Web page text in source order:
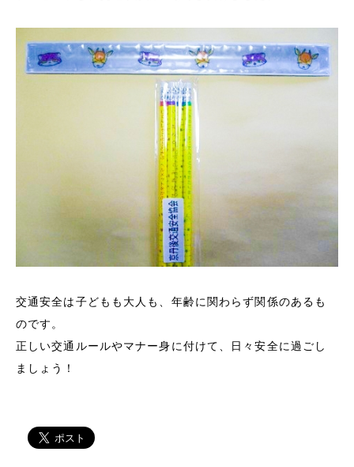
交通安全は子どもも大人も、年齢に関わらず関係のあるも
のです。
正しい交通ルールやマナー身に付けて、日々安全に過ごし
ましょう！